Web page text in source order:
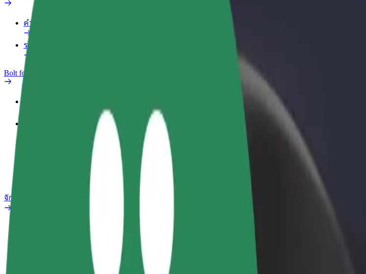
คำถามที่พบบ่อย
รายงานรถ
Bolt for Business
Bolt Food สำหรับองค์กร
จักรยานไฟฟ้า
ห้องแล็บความปลอดภัย